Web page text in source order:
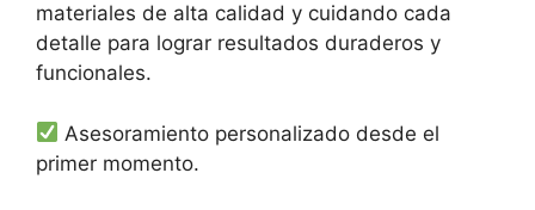
materiales de alta calidad y cuidando cada
detalle para lograr resultados duraderos y
funcionales.
Asesoramiento personalizado desde el
primer momento.